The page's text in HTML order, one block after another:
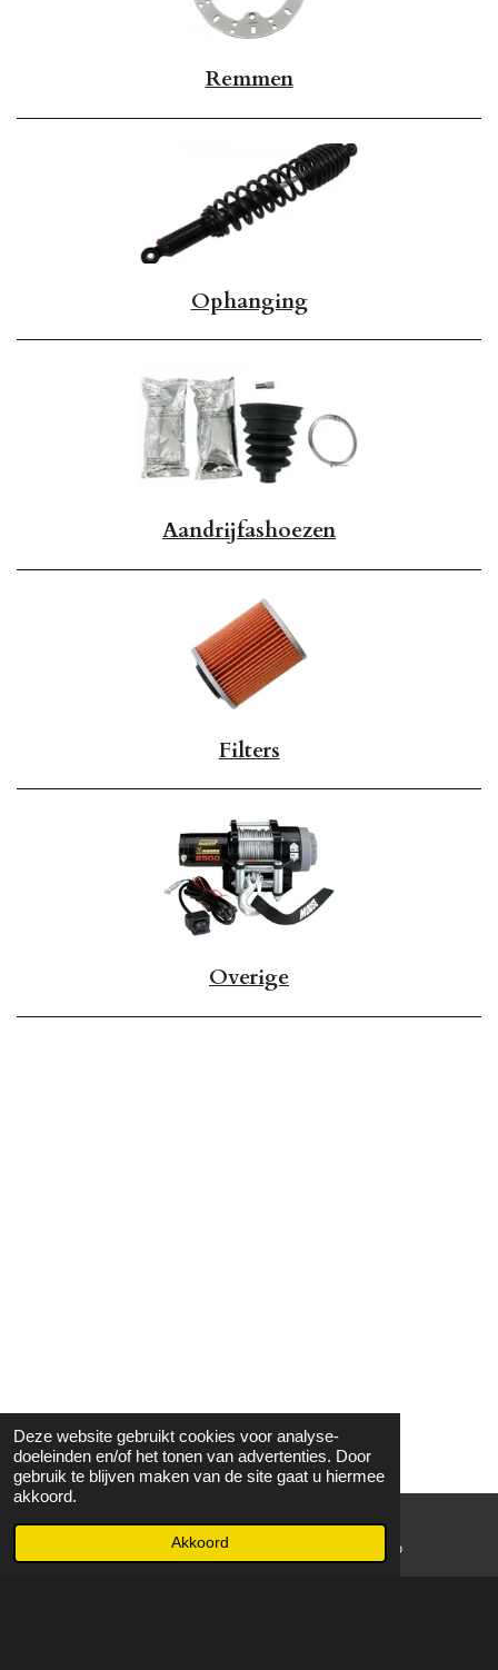
Deze website gebruikt cookies voor analyse-
doeleinden en/of het tonen van advertenties. Door
gebruik te blijven maken van de site gaat u hiermee
akkoord.
Akkoord
Remmen
Ophanging
Aandrijfashoezen
Filters
Overige
WhatsApp